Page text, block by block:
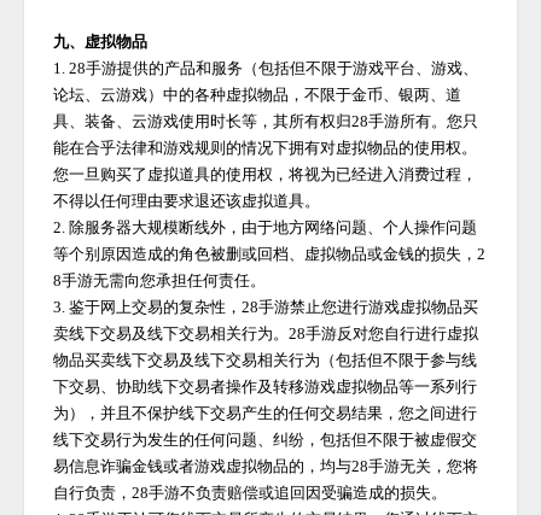
九、虚拟物品
1.28手游提供的产品和服务（包括但不限于游戏平台、游戏、
论坛、云游戏）中的各种虚拟物品，不限于金币、银两、道
具、装备、云游戏使用时长等，其所有权归28手游所有。您只
能在合乎法律和游戏规则的情况下拥有对虚拟物品的使用权。
您一旦购买了虚拟道具的使用权，将视为已经进入消费过程，
不得以任何理由要求退还该虚拟道具。
2. 除服务器大规模断线外，由于地方网络问题、个人操作问题
等个别原因造成的角色被删或回档、虚拟物品或金钱的损失，2
8手游无需向您承担任何责任。
3. 鉴于网上交易的复杂性，28手游禁止您进行游戏虚拟物品买
卖线下交易及线下交易相关行为。28手游反对您自行进行虚拟
物品买卖线下交易及线下交易相关行为（包括但不限于参与线
下交易、协助线下交易者操作及转移游戏虚拟物品等一系列行
为），并且不保护线下交易产生的任何交易结果，您之间进行
线下交易行为发生的任何问题、纠纷，包括但不限于被虚假交
易信息诈骗金钱或者游戏虚拟物品的，均与28手游无关，您将
自行负责，28手游不负责赔偿或追回因受骗造成的损失。